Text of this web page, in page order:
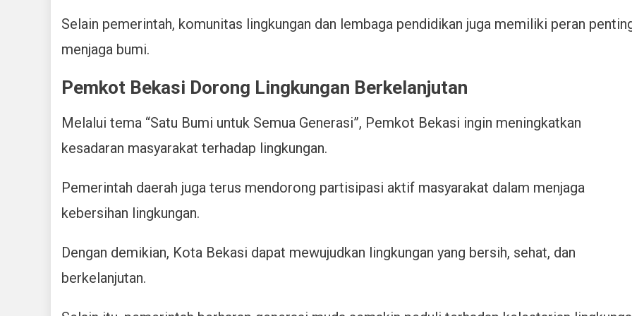
Selain pemerintah, komunitas lingkungan dan lembaga pendidikan juga memiliki peran
menjaga bumi.
Pemkot Bekasi Dorong Lingkungan Berkelanjutan
Melalui tema “Satu Bumi untuk Semua Generasi”, Pemkot Bekasi ingin meningkatkan
kesadaran masyarakat terhadap lingkungan.
Pemerintah daerah juga terus mendorong partisipasi aktif masyarakat dalam menjaga
kebersihan lingkungan.
Dengan demikian, Kota Bekasi dapat mewujudkan lingkungan yang bersih, sehat, dan
berkelanjutan.